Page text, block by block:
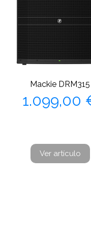
Mackie DRM315
Precio
1.099,00
Ver artículo